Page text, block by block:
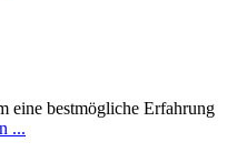
eine bestmögliche Erfahrung
...